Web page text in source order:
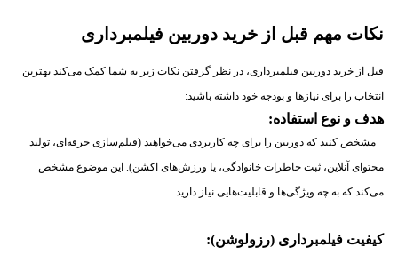
نکات مهم قبل از خرید دوربین فیلمبرداری
قبل از خرید دوربین فیلمبرداری، در نظر گرفتن نکات زیر به شما کمک می‌کند بهترین
انتخاب را برای نیازها و بودجه خود داشته باشید:
هدف و نوع استفاده:
مشخص کنید که دوربین را برای چه کاربردی می‌خواهید (فیلم‌سازی حرفه‌ای، تولید
محتوای آنلاین، ثبت خاطرات خانوادگی، یا ورزش‌های اکشن). این موضوع مشخص
می‌کند که به چه ویژگی‌ها و قابلیت‌هایی نیاز دارید.
کیفیت فیلمبرداری (رزولوشن):